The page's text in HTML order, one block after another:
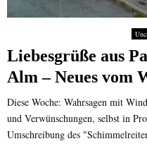
Liebesgrüße aus
Alm – Neues vom
Diese Woche: Wahrsagen mit
und Verwünschungen, selbst in
Umschreibung des